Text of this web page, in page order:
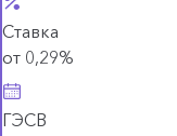
Ставка
от 0,29%
ГЭСВ